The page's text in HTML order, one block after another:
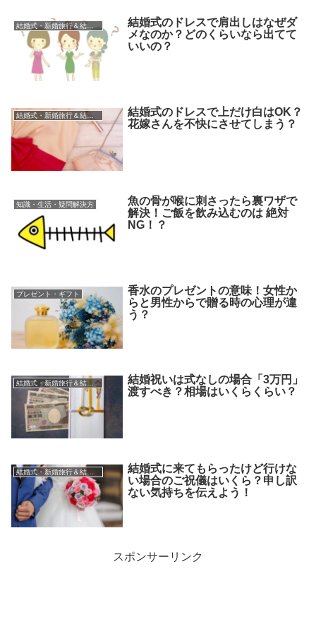
結婚式・新婚旅行＆結婚祝い
結婚式のドレスで肩出しはなぜダ
メなのか？どのくらいなら出てて
いいの？
結婚式・新婚旅行＆結婚祝い
結婚式のドレスで上だけ白はOK？
花嫁さんを不快にさせてしまう？
知識・生活・疑問解決方
魚の骨が喉に刺さったら裏ワザで
解決！ご飯を飲み込むのは 絶対
NG！？
プレゼント・ギフト
香水のプレゼントの意味！女性か
らと男性からで贈る時の心理が違
う？
結婚式・新婚旅行＆結婚祝い
結婚祝いは式なしの場合「3万円」
渡すべき？相場はいくらくらい？
結婚式・新婚旅行＆結婚祝い
結婚式に来てもらったけど行けな
い場合のご祝儀はいくら？申し訳
ない気持ちを伝えよう！
スポンサーリンク